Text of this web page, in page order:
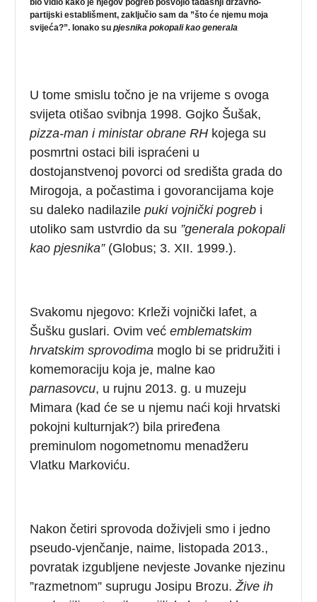
bio vidio kako je njegov pogreb posvojio tadašnji državno-
partijski establišment, zaključio sam da ”što će njemu moja
svijeća?”. Ionako supjesnika pokopali kao generala
U tome smislu točno je na vrijeme s ovoga
svijeta otišao svibnja 1998. Gojko Šušak,
pizza-man i ministar obrane RH kojega su
posmrtni ostaci bili ispraćeni u
dostojanstvenoj povorci od središta grada do
Mirogoja, a počastima i govorancijama koje
su daleko nadilazilepuki vojnički pogreb i
utoliko sam ustvrdio da su ”generala pokopali
kao pjesnika”(Globus; 3. XII. 1999.).
Svakomu njegovo: Krleži vojnički lafet, a
Šušku guslari. Ovim većemblematskim
hrvatskim sprovodima moglo bi se pridružiti i
komemoraciju koja je, malne kao
parnasovcu, u rujnu 2013. g. u muzeju
Mimara (kad će se u njemu naći koji hrvatski
pokojni kulturnjak?) bila priređena
preminulom nogometnomu menadžeru
Vlatku Markoviću.
Nakon četiri sprovoda doživjeli smo i jedno
pseudo-vjenčanje, naime, listopada 2013.,
povratak izgubljene nevjeste Jovanke njezinu
”razmetnom” suprugu Josipu Brozu.Žive ih